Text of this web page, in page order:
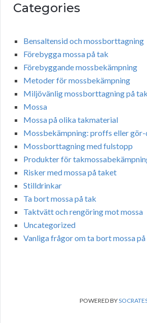
Categories
Bensaltensid och mossborttagning
Förebygga mossa på tak
Förebyggande mossbekämpning
Metoder för mossbekämpning
Miljövänlig mossborttagning på tak
Mossa
Mossa på olika takmaterial
Mossbekämpning: proffs eller
Mossborttagning med fulstopp
Produkter för
Risker med mossa på taket
Stilldrinkar
Ta bort mossa på tak
Taktvätt och rengöring mot mossa
Uncategorized
Vanliga frågor om ta bort mossa
POWERED BY